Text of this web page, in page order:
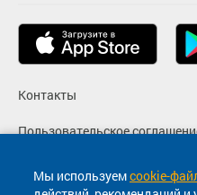
Мы используемcookie-
Контакты
Пользовательское
Политика